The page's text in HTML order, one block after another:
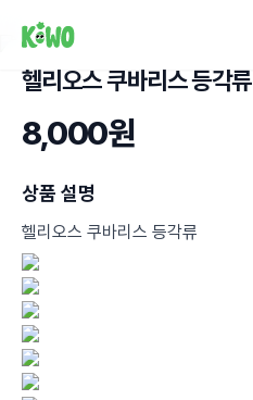
헬리오스 쿠바리스 등각류
8,000원
상품 설명
헬리오스 쿠바리스 등각류